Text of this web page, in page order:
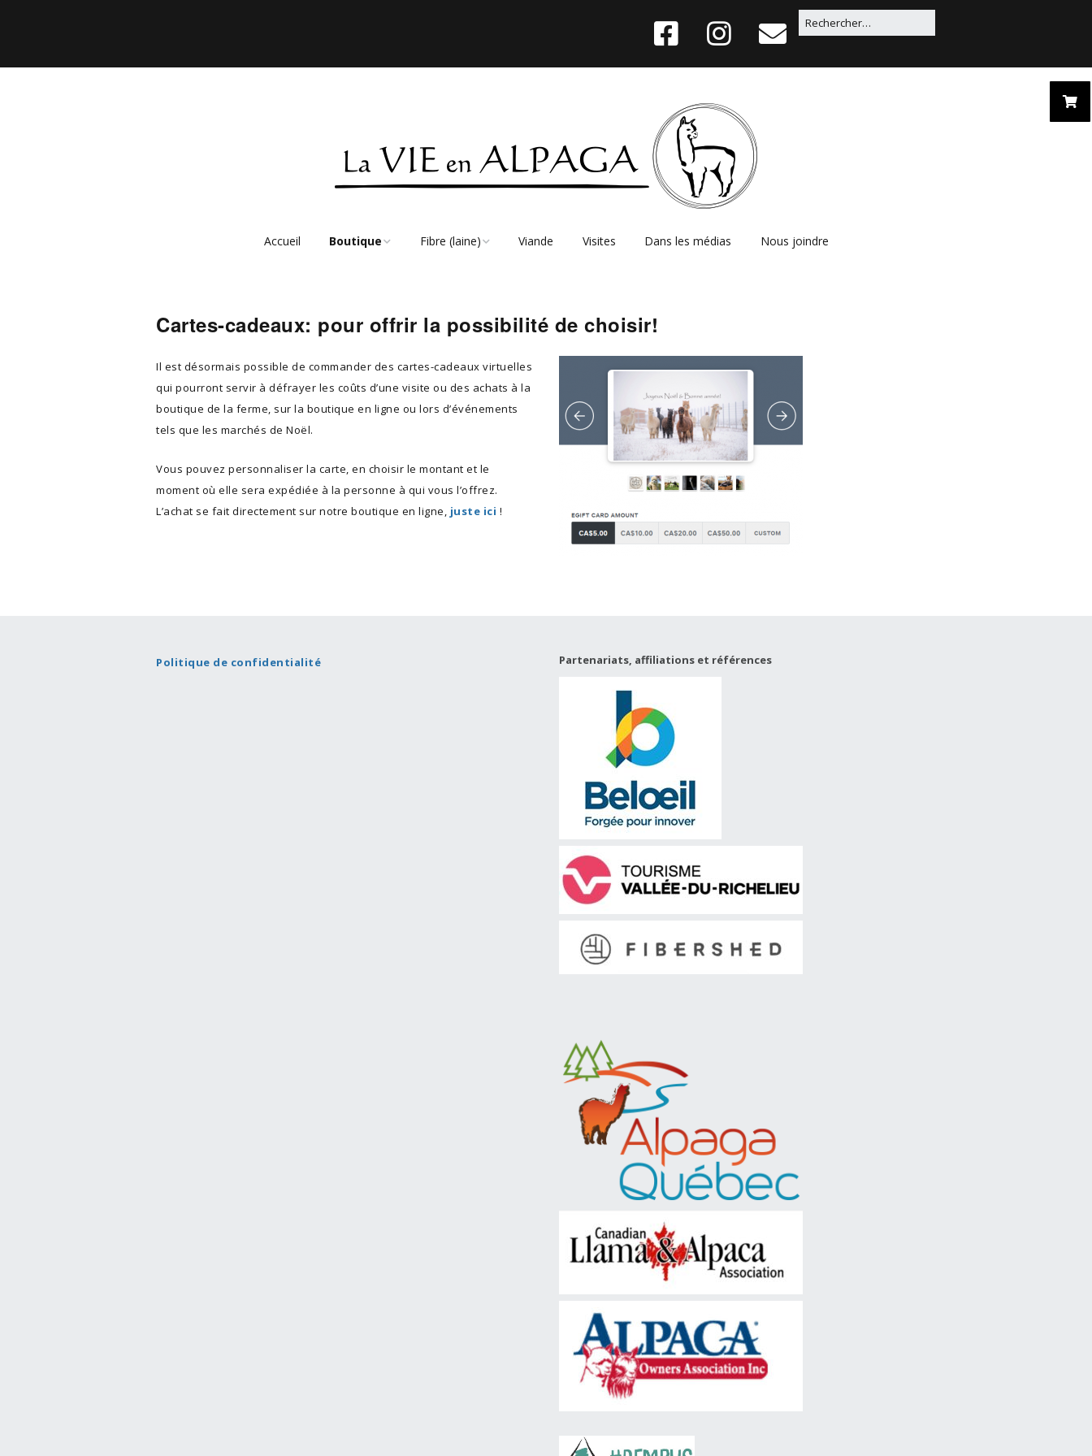
Accueil Boutique
Boutique en ligne
Expédition et Retours
Fibre (laine)
Entretien
Viande Visites Dans les médias Nous joindre
Cartes-cadeaux: pour offrir la possibilité de choisir!
Il est désormais possible de commander des cartes-cadeaux virtuelles
qui pourront servir à défrayer les coûts d’une visite ou des achats à la
boutique de la ferme, sur la boutique en ligne ou lors d’événements
tels que les marchés de Noël.
Vous pouvez personnaliser la carte, en choisir le montant et le
moment où elle sera expédiée à la personne à qui vous l’offrez.
L’achat se fait directement sur notre boutique en ligne, juste ici !
Politique de confidentialité Partenariats, affiliations et références